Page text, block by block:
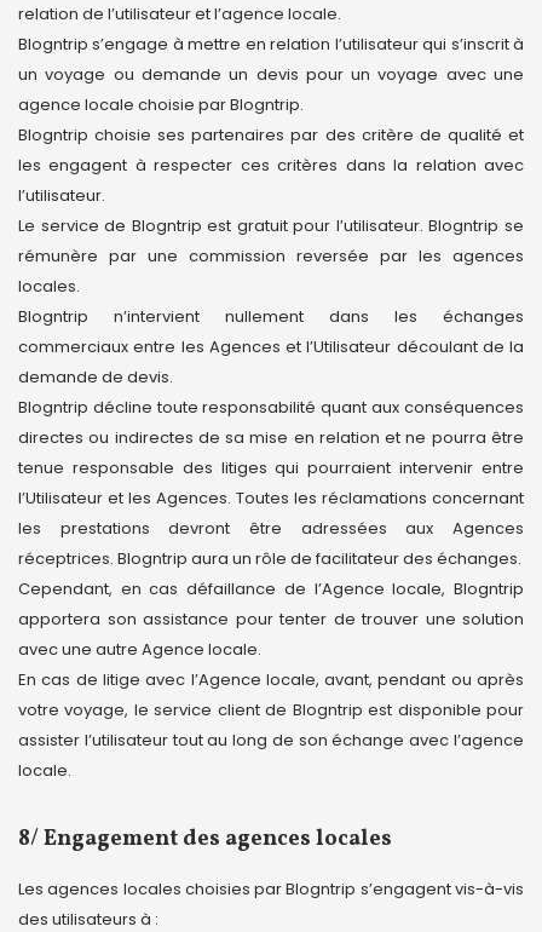
relation de l’utilisateur et l’agence locale.
Blogntrip s’engage à mettre en relation l’utilisateur qui s’inscrit à
un voyage ou demande un devis pour un voyage avec une
agence locale choisie par Blogntrip.
Blogntrip choisie ses partenaires par des critère de qualité et
les engagent à respecter ces critères dans la relation avec
l’utilisateur.
Le service de Blogntrip est gratuit pour l’utilisateur. Blogntrip se
rémunère par une commission reversée par les agences
locales.
Blogntrip n’intervient nullement dans les échanges
commerciaux entre les Agences et l’Utilisateur découlant de la
demande de devis.
Blogntrip décline toute responsabilité quant aux conséquences
directes ou indirectes de sa mise en relation et ne pourra être
tenue responsable des litiges qui pourraient intervenir entre
l’Utilisateur et les Agences. Toutes les réclamations concernant
les prestations devront être adressées aux Agences
réceptrices. Blogntrip aura un rôle de facilitateur des échanges.
Cependant, en cas défaillance de l’Agence locale, Blogntrip
apportera son assistance pour tenter de trouver une solution
avec une autre Agence locale.
En cas de litige avec l’Agence locale, avant, pendant ou après
votre voyage, le service client de Blogntrip est disponible pour
assister l’utilisateur tout au long de son échange avec l’agence
locale.
8/ Engagement des agences locales
Les agences locales choisies par Blogntrip s’engagent vis-à-vis
des utilisateurs à :